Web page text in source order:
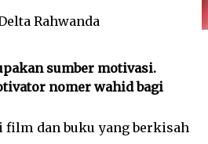
Rahwanda
sumber motivasi.
nomer wahid bagi
film dan buku yang berkisah